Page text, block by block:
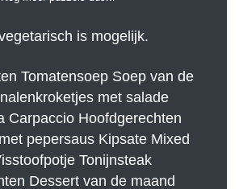
is mogelijk.
Tomatensoep Soep van de
met salade
Carpaccio Hoofdgerechten
pepersaus Kipsate Mixed
Tonijnsteak
Dessert van de maand